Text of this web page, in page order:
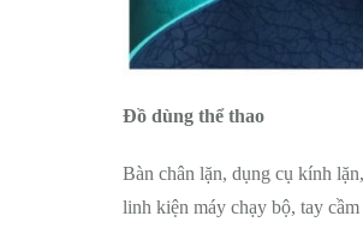
Đồ dùng thể thao
Bàn chân lặn, dụng cụ kính
linh kiện máy chạy bộ, tay